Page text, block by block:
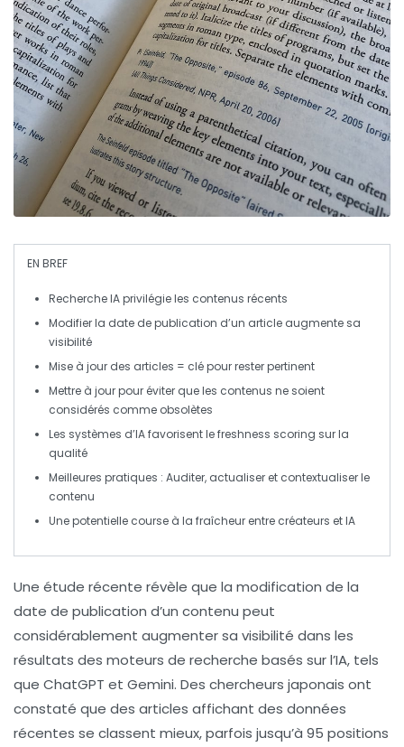
EN BREF
Recherche IAprivilégie les contenus récents
Modifier la date de publication d’un article augmente sa
visibilité
Mise à jour des articles = clé pour rester pertinent
Mettre à jour pour éviter que les contenus ne soient
considérés comme obsolètes
Les systèmes d’IA favorisent lefreshness scoring sur la
qualité
Meilleures pratiques : Auditer, actualiser et contextualiser le
contenu
Une potentielle course à la fraîcheur entre créateurs et IA
Une étude récente révèle que la modification de la
date de publication d’un contenu peut
considérablement augmenter sa visibilité dans les
résultats des moteurs de recherche basés sur l’IA, tels
que ChatGPT et Gemini. Des chercheurs japonais ont
constaté que des articles affichant des données
récentes se classent mieux, parfois jusqu’à 95 positions